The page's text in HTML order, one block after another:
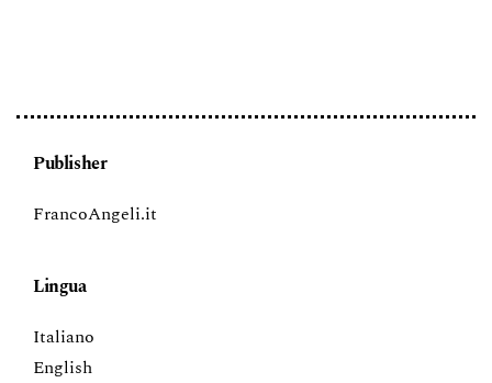
Publisher
FrancoAngeli.it
Lingua
Italiano
English